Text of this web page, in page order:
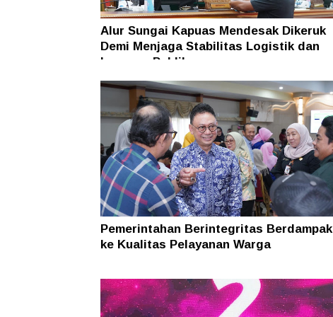
Alur Sungai Kapuas Mendesak Dikeruk
Demi Menjaga Stabilitas Logistik dan
Layanan Publik
Pemerintahan Berintegritas Berdampak
ke Kualitas Pelayanan Warga